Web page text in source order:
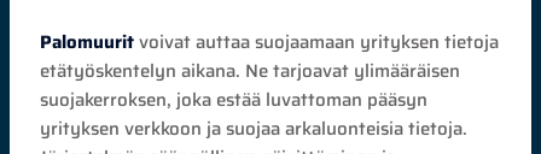
Palomuuritvoivat auttaa suojaamaan yrityksen tietoja
etätyöskentelyn aikana. Ne tarjoavat ylimääräisen
suojakerroksen, joka estää luvattoman pääsyn
yrityksen verkkoon ja suojaa arkaluonteisia tietoja.